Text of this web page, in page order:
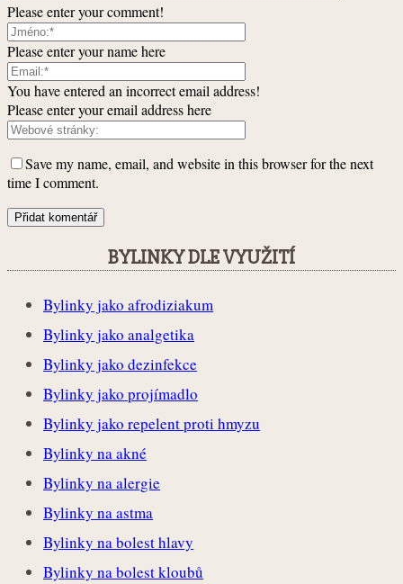
Please enter your comment!
Please enter your name here
You have entered an incorrect email address!
Please enter your email address here
Save my name, email, and website in this browser for the next
time I comment.
BYLINKY DLE VYUŽITÍ
Bylinky jako afrodiziakum
Bylinky jako analgetika
Bylinky jako dezinfekce
Bylinky jako projímadlo
Bylinky jako repelent proti hmyzu
Bylinky na akné
Bylinky na alergie
Bylinky na astma
Bylinky na bolest hlavy
Bylinky na bolest kloubů